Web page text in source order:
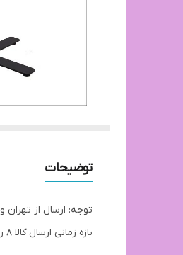
توضیحات
توجه: ارسال از
بازه زمانی ارسال کالا 8 روز کاری